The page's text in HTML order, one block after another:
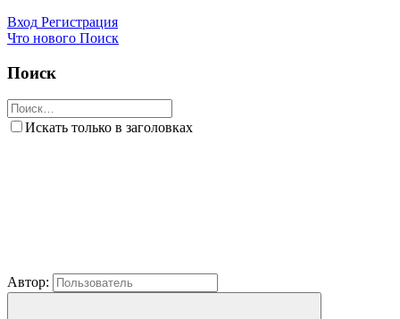
Вход Регистрация
Что нового Поиск
Поиск
Искать только в заголовках
Автор: